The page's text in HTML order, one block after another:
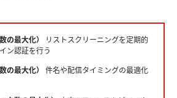
の最大化）
リストスクリーニングを定期的
ン認証を行う
の最大化） 件名や配信タイミングの最適化